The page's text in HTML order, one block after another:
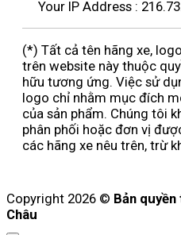
Your IP Address :
(*) Tất cả tên hãng xe,
trên website này thuộc
hữu tương ứng. Việc sử
logo chỉ nhằm mục đích
của sản phẩm. Chúng tôi
phân phối hoặc đơn vị
các hãng xe nêu trên, trừ
Copyright 2026 © Bản
Châu